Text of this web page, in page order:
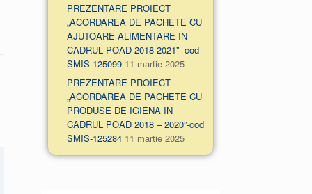
PREZENTARE PROIECT
„ACORDAREA DE PACHETE CU
AJUTOARE ALIMENTARE IN
CADRUL POAD 2018-2021”- cod
SMIS-125099 11 martie 2025
PREZENTARE PROIECT
„ACORDAREA DE PACHETE CU
PRODUSE DE IGIENA IN
CADRUL POAD 2018 – 2020”-cod
SMIS-125284 11 martie 2025